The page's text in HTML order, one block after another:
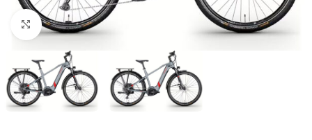
Klick zum Vergrößern